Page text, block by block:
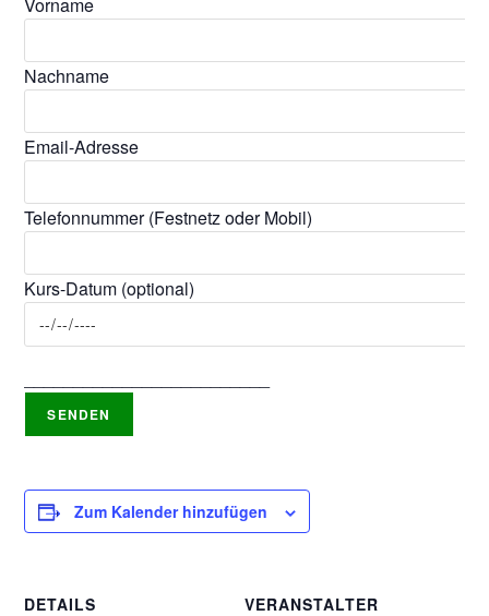
Nachname
Email-Adresse
Telefonnummer (Festnetz oder Mobil)
Kurs-Datum (optional)
Zum Kalender hinzufügen
DETAILS
VERANSTALTER